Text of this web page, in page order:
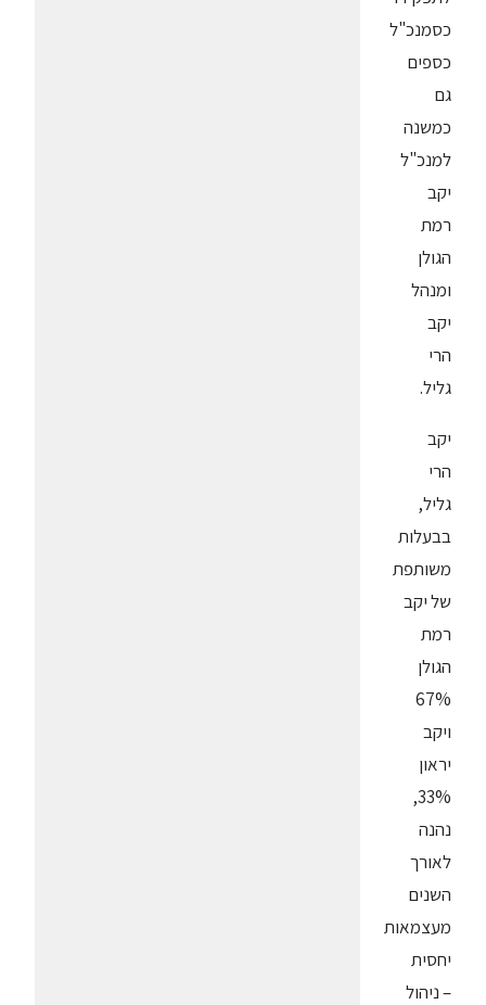
כסמנכ"ל
כספים
גם
כמשנה
למנכ"ל
יקב
רמת
הגולן
ומנהל
יקב
הרי
גליל.
יקב
הרי
גליל,
בבעלות
משותפת
של יקב
רמת
הגולן
67%
ויקב
יראון
33%,
נהנה
לאורך
השנים
מעצמאות
יחסית
– ניהול